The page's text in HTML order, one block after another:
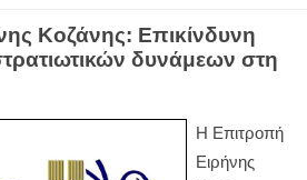
Κοζάνης: Επικίνδυνη
δυνάμεων στη
Η Επιτροπή
Ειρήνης